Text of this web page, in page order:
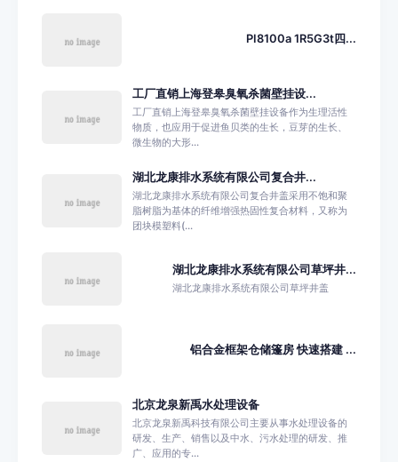
PI8100a 1R5G3t四...
工厂直销上海登皋臭氧杀菌壁挂设...
工厂直销上海登皋臭氧杀菌壁挂设备作为生理活性
物质，也应用于促进鱼贝类的生长，豆芽的生长、
微生物的大形...
湖北龙康排水系统有限公司复合井...
湖北龙康排水系统有限公司复合井盖采用不饱和聚
脂树脂为基体的纤维增强热固性复合材料，又称为
团块模塑料(...
湖北龙康排水系统有限公司草坪井...
湖北龙康排水系统有限公司草坪井盖
铝合金框架仓储篷房 快速搭建 ...
北京龙泉新禹水处理设备
北京龙泉新禹科技有限公司主要从事水处理设备的
研发、生产、销售以及中水、污水处理的研发、推
广、应用的专...